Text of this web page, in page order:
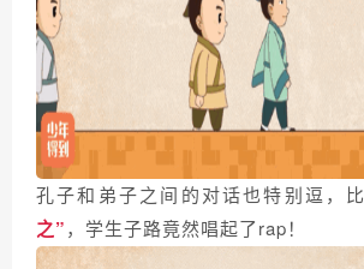
孔子和弟子之间的对话也特别逗，
之”，学生子路竟然唱起了rap！